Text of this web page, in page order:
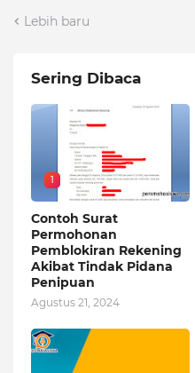
Lebih baru
Sering Dibaca
1
Contoh Surat
Permohonan
Pemblokiran Rekening
Akibat Tindak Pidana
Penipuan
Agustus 21, 2024